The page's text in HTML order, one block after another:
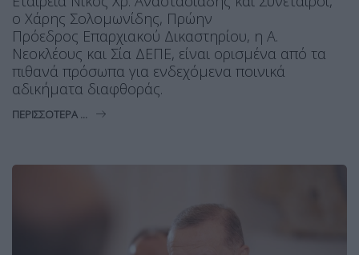
ο Χάρης Σολομωνίδης, Πρώην
Πρόεδρος Επαρχιακού Δικαστηρίου, η Α.
Νεοκλέους και Σία ΔΕΠΕ, είναι ορισμένα από τα
πιθανά πρόσωπα για ενδεχόμενα ποινικά
αδικήματα διαφθοράς.
ΠΕΡΙΣΣΌΤΕΡΑ ...